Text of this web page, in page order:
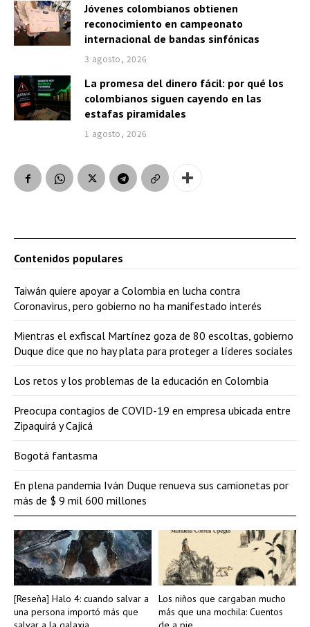
Jóvenes colombianos obtienen
reconocimiento en campeonato
internacional de bandas sinfónicas
3 agosto, 2026
La promesa del dinero fácil: por qué los
colombianos siguen cayendo en las
estafas piramidales
1 agosto, 2026
[Reseña] Halo 4: cuando salvar a
una persona importó más que
Los niños que cargaban mucho
más que una mochila: Cuentos
Contenidos populares
Taiwán quiere apoyar a Colombia en lucha contra
Coronavirus, pero gobierno no ha manifestado interés
Mientras el exfiscal Martínez goza de 80 escoltas, gobierno
Duque dice que no hay plata para proteger a líderes sociales
Los retos y los problemas de la educación en Colombia
Preocupa contagios de COVID-19 en empresa ubicada entre
Zipaquirá y Cajicá
Bogotá fantasma
En plena pandemia Iván Duque renueva sus camionetas por
más de $ 9 mil 600 millones